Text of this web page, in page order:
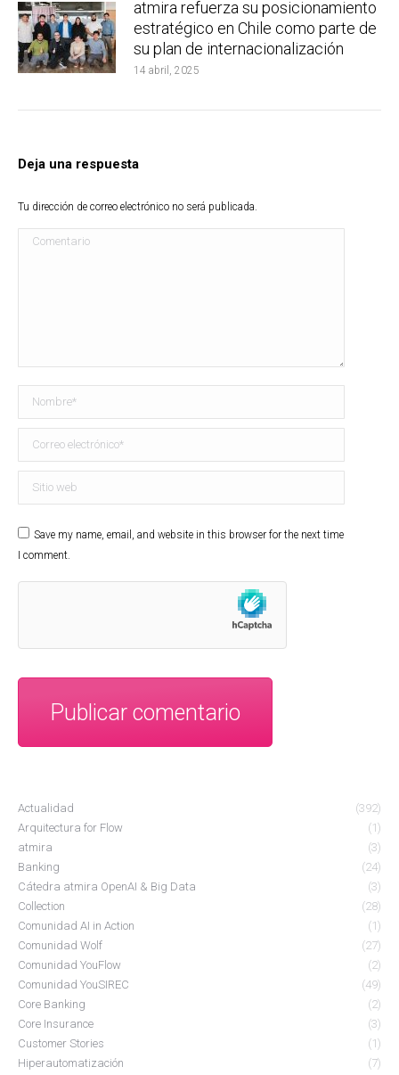
atmira refuerza su posicionamiento
estratégico en Chile como parte de
su plan de internacionalización
14 abril, 2025
Deja una respuesta
Tu dirección de correo electrónico no será publicada.
Comentario
Nombre *
Correo electrónico *
Sitio web
Save my name, email, and website in this browser for the next time
I comment.
Publicar comentario
Actualidad
(392)
Arquitectura for Flow
(1)
atmira
(3)
Banking
(24)
Cátedra atmira OpenAI & Big Data
(3)
Collection
(28)
Comunidad AI in Action
(1)
Comunidad Wolf
(27)
Comunidad YouFlow
(2)
Comunidad YouSIREC
(49)
Core Banking
(2)
Core Insurance
(3)
Customer Stories
(1)
Hiperautomatización
(7)